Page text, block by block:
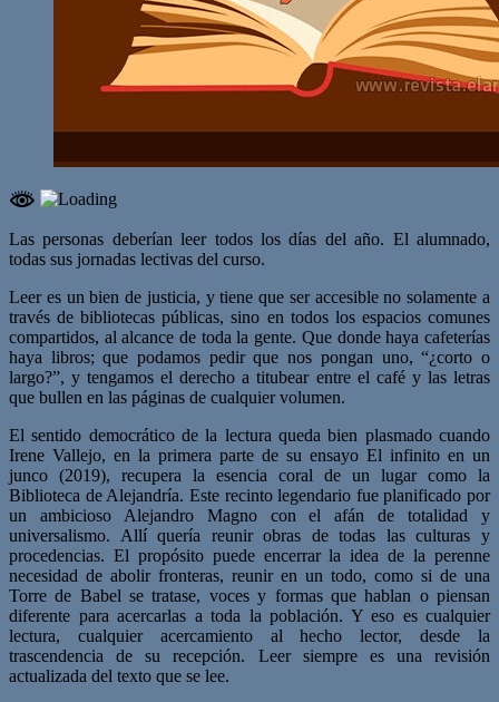
Las personas deberían leer todos los días del año. El alumnado,
todas sus jornadas lectivas del curso.
Leer es un bien de justicia, y tiene que ser accesible no solamente a
través de bibliotecas públicas, sino en todos los espacios comunes
compartidos, al alcance de toda la gente. Que donde haya cafeterías
haya libros; que podamos pedir que nos pongan uno, “¿corto o
largo?”, y tengamos el derecho a titubear entre el café y las letras
que bullen en las páginas de cualquier volumen.
El sentido democrático de la lectura queda bien plasmado cuando
Irene Vallejo, en la primera parte de su ensayo El infinito en un
junco (2019), recupera la esencia coral de un lugar como la
Biblioteca de Alejandría. Este recinto legendario fue planificado por
un ambicioso Alejandro Magno con el afán de totalidad y
universalismo. Allí quería reunir obras de todas las culturas y
procedencias. El propósito puede encerrar la idea de la perenne
necesidad de abolir fronteras, reunir en un todo, como si de una
Torre de Babel se tratase, voces y formas que hablan o piensan
diferente para acercarlas a toda la población. Y eso es cualquier
lectura, cualquier acercamiento al hecho lector, desde la
trascendencia de su recepción. Leer siempre es una revisión
actualizada del texto que se lee.